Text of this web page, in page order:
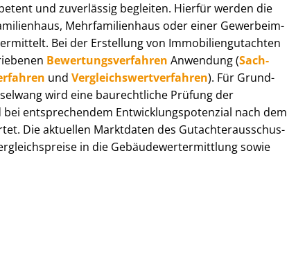
und zuverlässig begleiten. Hierfür werden die
Mehr­fa­mi­li­en­haus oder einer Ge­wer­be­im­
Bei der Erstellung von Im­mo­bi­li­en­gut­ach­ten
Be­wer­tungs­ver­fah­ren Anwendung (Sach­
und Ver­gleichs­wert­ver­fah­ren). Für Grund­
wird eine baurechtliche Prüfung der
entsprechendem Ent­wick­lungs­po­ten­zi­al nach dem
Die aktuellen Marktdaten des Gut­ach­ter­aus­schus­
in die Ge­bäu­de­wert­ermitt­lung sowie